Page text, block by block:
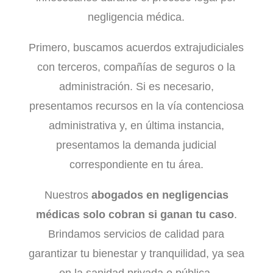
negligencia médica.
Primero, buscamos acuerdos extrajudiciales
con terceros, compañías de seguros o la
administración. Si es necesario,
presentamos recursos en la vía contenciosa
administrativa y, en última instancia,
presentamos la demanda judicial
correspondiente en tu área.
Nuestros abogados en negligencias
médicas solo cobran si ganan tu caso.
Brindamos servicios de calidad para
garantizar tu bienestar y tranquilidad, ya sea